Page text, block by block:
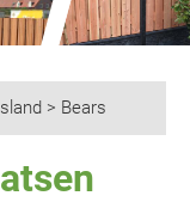
> Bears